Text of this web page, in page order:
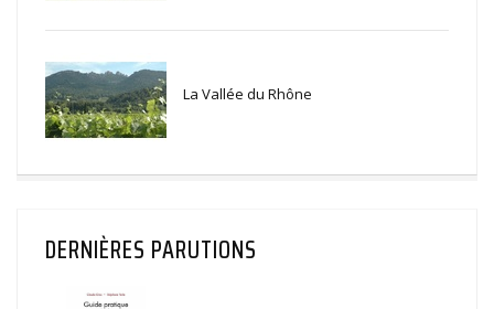
La Vallée du Rhône
DERNIÈRES PARUTIONS